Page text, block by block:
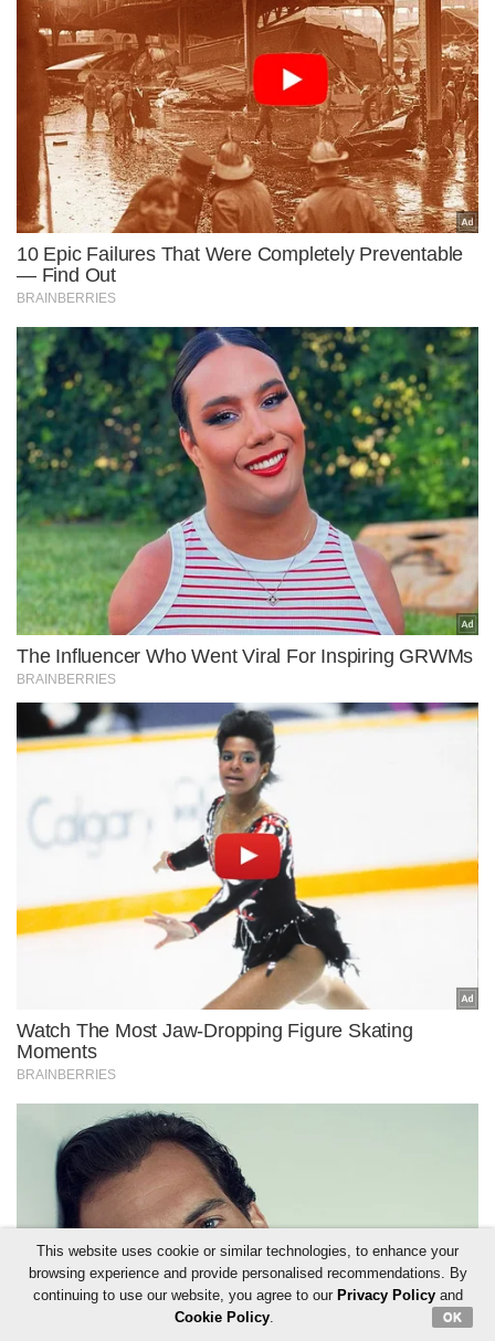
This website uses cookie or similar technologies, to enhance your
browsing experience and provide personalised recommendations. By
continuing to use our website, you agree to our Privacy Policyand
Cookie Policy. OK